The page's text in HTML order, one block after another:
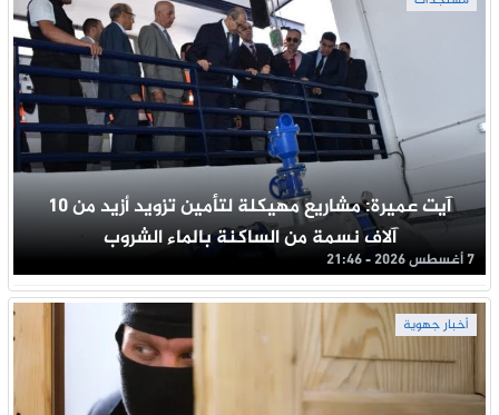
آيت عميرة: مشاريع مهيكلة لتأمين تزويد أزيد من 10
آلاف نسمة من الساكنة بالماء الشروب
7 أغسطس 2026 - 21:46
أخبار جهوية